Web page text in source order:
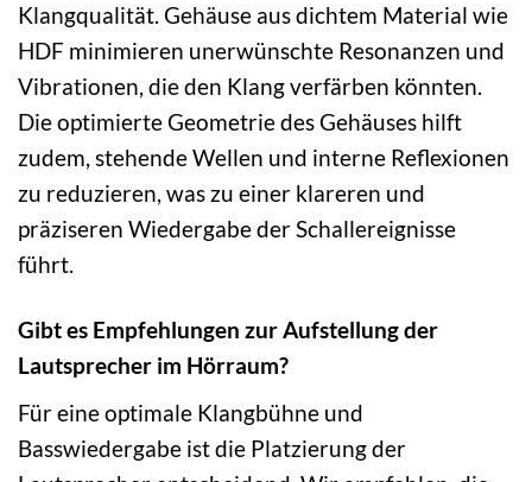
Klangqualität. Gehäuse aus dichtem Material wie
HDF minimieren unerwünschte Resonanzen und
Vibrationen, die den Klang verfärben könnten.
Die optimierte Geometrie des Gehäuses hilft
zudem, stehende Wellen und interne Reflexionen
zu reduzieren, was zu einer klareren und
präziseren Wiedergabe der Schallereignisse
führt.
Gibt es Empfehlungen zur Aufstellung der
Lautsprecher im Hörraum?
Für eine optimale Klangbühne und
Basswiedergabe ist die Platzierung der